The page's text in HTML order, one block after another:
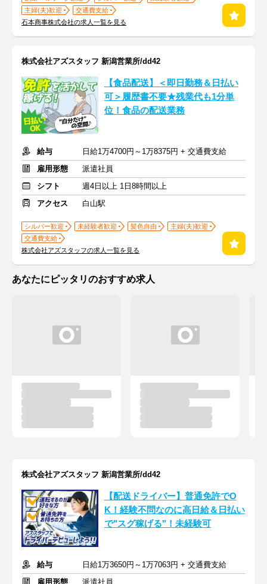
主婦(夫)歓迎
交通費支給
石本商事株式会社の求人一覧を見る
株式会社アズスタッフ 新潟営業所/dd42
【食品配送】＜即日勤務＆日払い
可＞履歴書不要★残業代も1分単
位！食品の配送業務
給与
日給1万4700円～1万8375円 + 交通費支給
雇用形態
派遣社員
シフト
週4日以上 1日8時間以上
アクセス
白山駅
シルバー歓迎 未経験者歓迎 髪色自由
主婦(夫)歓迎
交通費支給
株式会社アズスタッフの求人一覧を見る
あなたにピッタリのおすすめ求人
株式会社アズスタッフ 新潟営業所/dd42
【配送ドライバー】普通免許でO
K！経験不問なのに高日給＆日払い
で"スグ稼げる"！未経験可
給与
日給1万3650円～1万7063円 + 交通費支給
雇用形態
派遣社員